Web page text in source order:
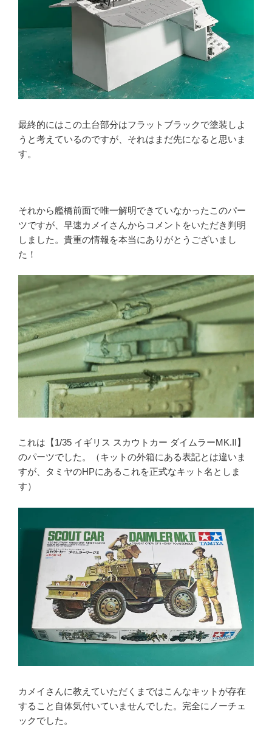
最終的にはこの土台部分はフラットブラックで塗装しよ
うと考えているのですが、それはまだ先になると思いま
す。
それから艦橋前面で唯一解明できていなかったこのパー
ツですが、早速カメイさんからコメントをいただき判明
しました。貴重の情報を本当にありがとうございまし
た！
これは【1/35 イギリス スカウトカー ダイムラーMK.II】
のパーツでした。（キットの外箱にある表記とは違いま
すが、タミヤのHPにあるこれを正式なキット名としま
す）
カメイさんに教えていただくまではこんなキットが存在
すること自体気付いていませんでした。完全にノーチェ
ックでした。